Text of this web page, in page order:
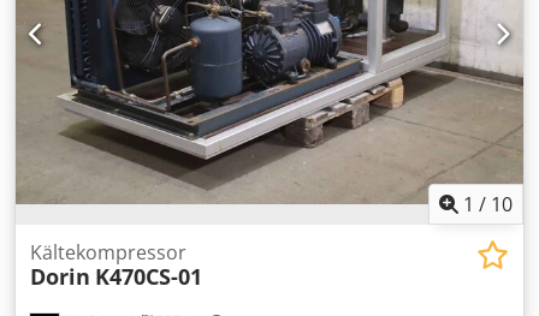
1 / 10
Kältekompressor
Dorin K470CS-01